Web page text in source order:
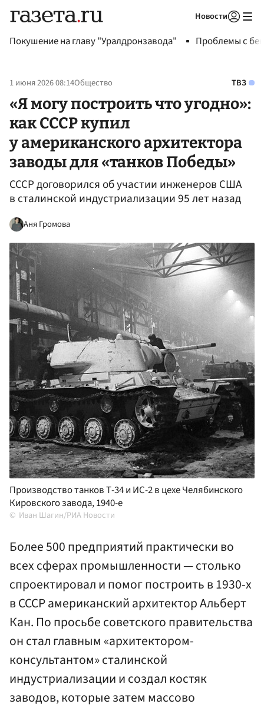
Новости
Покушение на главу "Уралдронзавода" Проблемы с
1 июня 2026 08:14Общество ТВЗ
«Я могу построить что угодно»:
как СССР купил
у американского архитектора
заводы для «танков Победы»
СССР договорился об участии инженеров США
в сталинской индустриализации 95 лет назад
Аня Громова
Производство танков Т-34 и ИС-2 в цехе Челябинского
Кировского завода, 1940-е
Иван Шагин/РИА Новости
Более 500 предприятий практически во
всех сферах промышленности — столько
спроектировал и помог построить в 1930-х
в СССР американский архитектор Альберт
Кан. По просьбе советского правительства
он стал главным «архитектором-
консультантом» сталинской
индустриализации и создал костяк
заводов, которые затем массово